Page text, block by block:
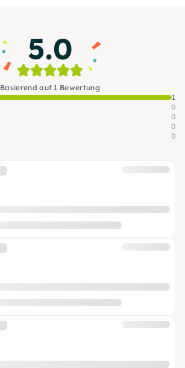
5.0
Basierend auf 1 Bewertung
1
0
0
0
0